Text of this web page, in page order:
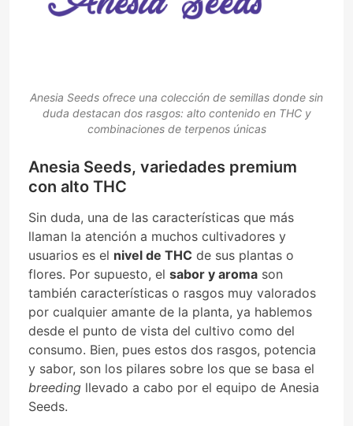
Anesia Seeds ofrece una colección de semillas donde sin
duda destacan dos rasgos: alto contenido en THC y
combinaciones de terpenos únicas
Anesia Seeds, variedades premium
con alto THC
Sin duda, una de las características que más
llaman la atención a muchos cultivadores y
usuarios es el nivel de THC de sus plantas o
flores. Por supuesto, el sabor y aroma son
también características o rasgos muy valorados
por cualquier amante de la planta, ya hablemos
desde el punto de vista del cultivo como del
consumo. Bien, pues estos dos rasgos, potencia
y sabor, son los pilares sobre los que se basa el
breeding llevado a cabo por el equipo de Anesia
Seeds.